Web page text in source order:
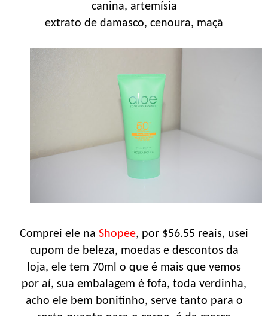
canina, artemísia
extrato de damasco, cenoura, maçã
Comprei ele na Shopee, por $56.55 reais, usei
cupom de beleza, moedas e descontos da
loja, ele tem 70ml o que é mais que vemos
por aí, sua embalagem é fofa, toda verdinha,
acho ele bem bonitinho, serve tanto para o